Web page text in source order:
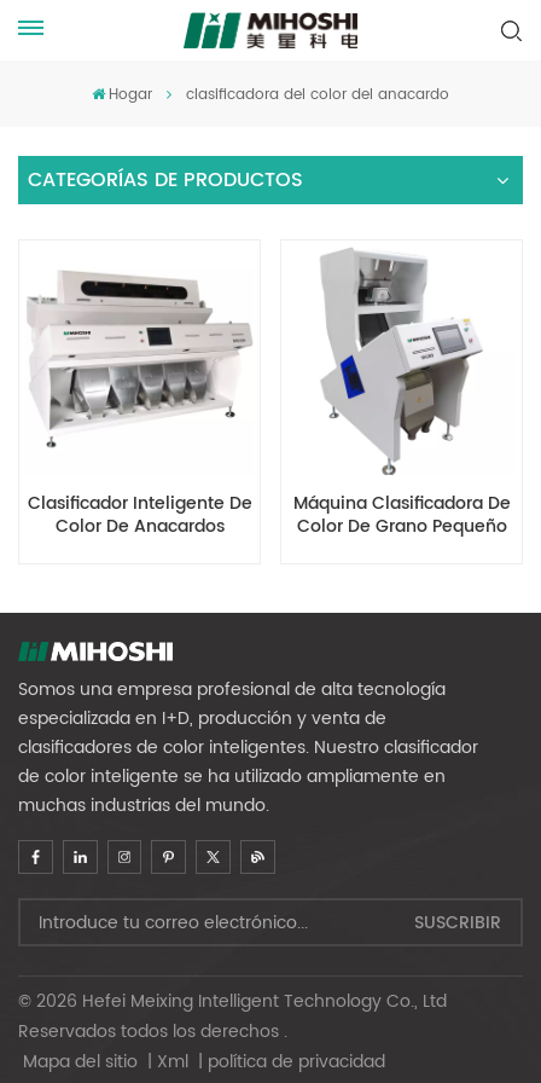
Hogar clasificadora del color del anacardo
CATEGORÍAS DE PRODUCTOS
Clasificador Inteligente De
Color De Anacardos
Máquina Clasificadora De
Color De Grano Pequeño
Somos una empresa profesional de alta tecnología
especializada en I+D, producción y venta de
clasificadores de color inteligentes. Nuestro clasificador
de color inteligente se ha utilizado ampliamente en
muchas industrias del mundo.
© 2026 Hefei Meixing Intelligent Technology Co., Ltd
Reservados todos los derechos .
Mapa del sitio | Xml | política de privacidad